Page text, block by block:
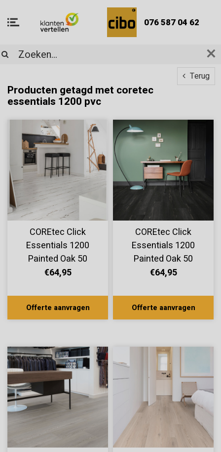
076 587 04 62
Terug
Producten getagd met coretec
essentials 1200 pvc
COREtec Click
Essentials 1200
Painted Oak 50
LVPE 1302
€64,95
Offerte aanvragen
COREtec Click
Essentials 1200
Painted Oak 50
LVPE 1399
€64,95
Offerte aanvragen